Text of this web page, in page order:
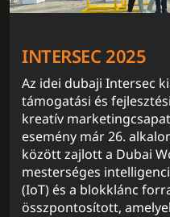
INTERSEC 2025
Az idei dubaji Intersec
támogatási és
kreatív
esemény már 26.
között zajlott a Dubai
mesterséges
(IoT) és a blokklánc
összpontosított,